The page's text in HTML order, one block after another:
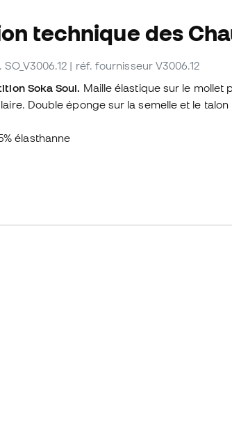
technique des
SO_V3006.12 | réf. fournisseur V3006.12
Soka Soul. Maille élastique sur le mollet
Double éponge sur la semelle et le
élasthanne